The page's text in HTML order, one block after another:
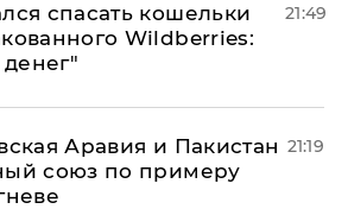
спасать кошельки
Wildberries:
21:49
Аравия и Пакистан
союз по примеру
21:19